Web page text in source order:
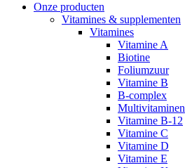
Onze producten
Vitamines & supplementen
Vitamines
Vitamine A
Biotine
Foliumzuur
Vitamine B
B-complex
Multivitaminen
Vitamine B-12
Vitamine C
Vitamine D
Vitamine E